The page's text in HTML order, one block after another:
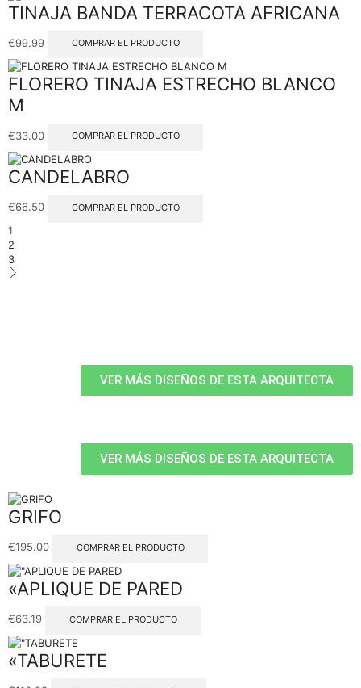
TINAJA BANDA TERRACOTA AFRICANA
€99.99 COMPRAR EL PRODUCTO
FLORERO TINAJA ESTRECHO BLANCO
M
€33.00 COMPRAR EL PRODUCTO
CANDELABRO
€66.50 COMPRAR EL PRODUCTO
1
2
3
VER MÁS DISEÑOS DE ESTA ARQUITECTA
VER MÁS DISEÑOS DE ESTA ARQUITECTA
GRIFO
€195.00 COMPRAR EL PRODUCTO
«APLIQUE DE PARED
€63.19 COMPRAR EL PRODUCTO
«TABURETE